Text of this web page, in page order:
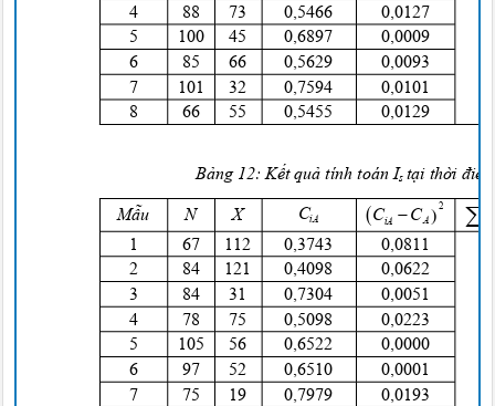
4
5
6
7
8
0 ,5466
0,6897
0 ,5629
0 ,7594
0,5455
0,0127
0,0009
0,0093
0,0101
0,0129
88
73
100 45
85 66
101 32
66 55
Bảng 12:Kết quảtính toán Istại thời
2
CiA CC
Mẫu N X  A  
iA
1
2
3
4
5
6
7
67 112
84 121
0 ,3743
0,4098
0 ,7304
0 ,5098
0,6522
0 ,6510
0 ,7979
0,0811
0,0622
0,0051
0,0223
0,0000
0,0001
0,0193
84
78
31
75
105 56
97
75
52
19